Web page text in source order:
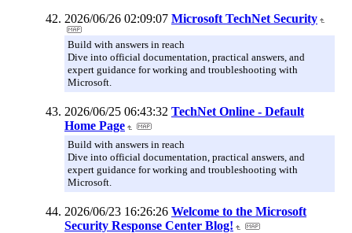
2026/06/26 02:09:07 Microsoft TechNet Security
Build with answers in reach
Dive into official documentation, practical answers, and
expert guidance for working and troubleshooting with
Microsoft.
2026/06/25 06:43:32 TechNet Online - Default
Home Page
Build with answers in reach
Dive into official documentation, practical answers, and
expert guidance for working and troubleshooting with
Microsoft.
2026/06/23 16:26:26 Welcome to the Microsoft
Security Response Center Blog!